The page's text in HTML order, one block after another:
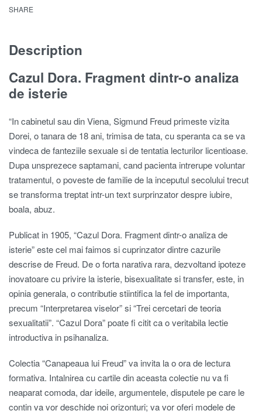
SHARE
Description
Cazul Dora. Fragment dintr-o analiza
de isterie
“In cabinetul sau din Viena, Sigmund Freud primeste vizita
Dorei, o tanara de 18 ani, trimisa de tata, cu speranta ca se va
vindeca de fanteziile sexuale si de tentatia lecturilor licentioase.
Dupa unsprezece saptamani, cand pacienta intrerupe voluntar
tratamentul, o poveste de familie de la inceputul secolului trecut
se transforma treptat intr-un text surprinzator despre iubire,
boala, abuz.
Publicat in 1905, “Cazul Dora. Fragment dintr-o analiza de
isterie” este cel mai faimos si cuprinzator dintre cazurile
descrise de Freud. De o forta narativa rara, dezvoltand ipoteze
inovatoare cu privire la isterie, bisexualitate si transfer, este, in
opinia generala, o contributie stiintifica la fel de importanta,
precum “Interpretarea viselor” si “Trei cercetari de teoria
sexualitatii”. “Cazul Dora” poate fi citit ca o veritabila lectie
introductiva in psihanaliza.
Colectia “Canapeaua lui Freud” va invita la o ora de lectura
formativa. Intalnirea cu cartile din aceasta colectie nu va fi
neaparat comoda, dar ideile, argumentele, disputele pe care le
contin va vor deschide noi orizonturi; va vor oferi modele de